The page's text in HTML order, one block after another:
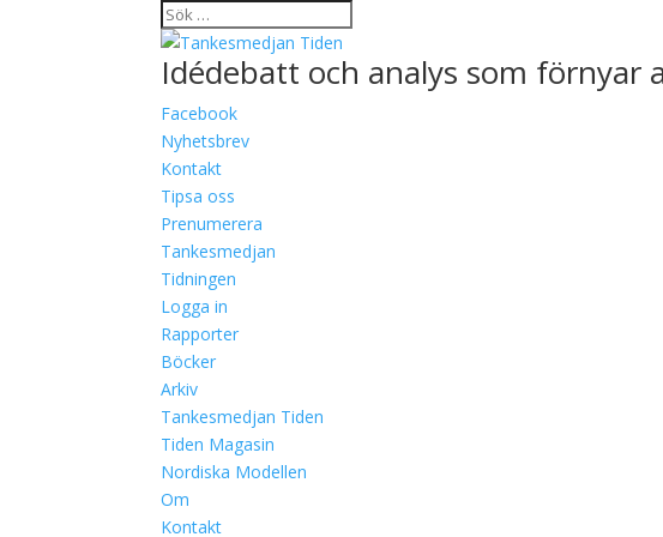
Idédebatt och analys som förnyar
Facebook
Nyhetsbrev
Kontakt
Tipsa oss
Prenumerera
Tankesmedjan
Tidningen
Logga in
Rapporter
Böcker
Arkiv
Tankesmedjan Tiden
Tiden Magasin
Nordiska Modellen
Om
Kontakt